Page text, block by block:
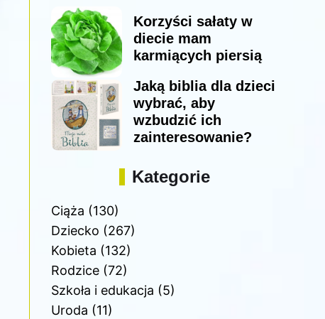
Korzyści sałaty w
diecie mam
karmiących piersią
Jaką biblia dla dzieci
wybrać, aby
wzbudzić ich
zainteresowanie?
Kategorie
Ciąża (130)
Dziecko (267)
Kobieta (132)
Rodzice(72)
Szkoła i edukacja (5)
Uroda (11)